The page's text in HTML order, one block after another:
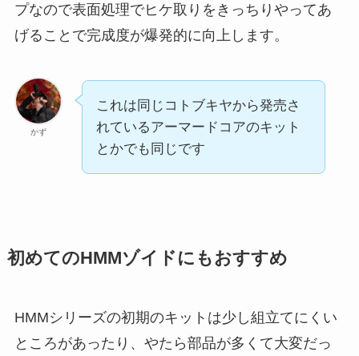
プなので表面処理でヒケ取りをきっちりやってあ
げることで完成度が爆発的に向上します。
かず
これは同じコトブキヤから発売さ
れているアーマードコアのキット
とかでも同じです
初めてのHMMゾイドにもおすすめ
HMMシリーズの初期のキットは少し組立てにくい
ところがあったり、やたら部品が多くて大変だっ